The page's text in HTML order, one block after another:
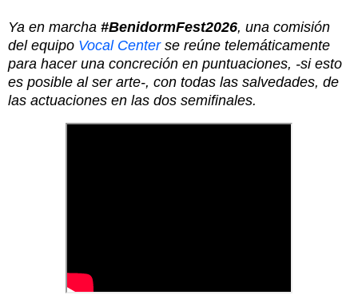
Ya en marcha #BenidormFest2026, una comisión
del equipo Vocal Centerse reúne telemáticamente
para hacer una concreción en puntuaciones, -si esto
es posible al ser arte-, con todas las salvedades, de
las actuaciones en las dos semifinales.